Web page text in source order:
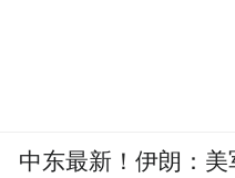
中东最新！伊朗：美